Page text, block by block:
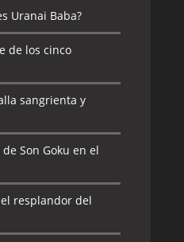
Uranai Baba?
de los cinco
sangrienta y
de Son Goku en el
el resplandor del